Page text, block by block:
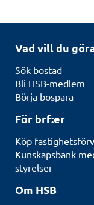
Vad vill du
Sök bostad
Bli HSB-medlem
Börja bospara
För brf:er
Köp
Kunskapsbank
styrelser
Om HSB